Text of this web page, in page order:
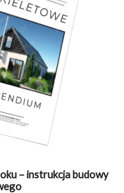
– instrukcja budowy